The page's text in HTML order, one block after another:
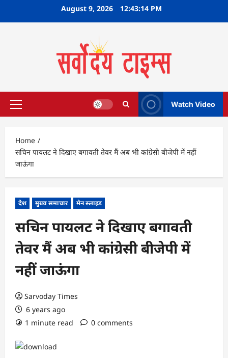
August 9, 2026 12:43:15 PM
Primary
Watch Video
Home
सचिन पायलट ने दिखाए बगावती तेवर मैं अब भी कांग्रेसी बीजेपी में नहीं
जाऊंगा
देश मुख्य समाचार मेन स्लाइड
सचिन पायलट ने दिखाए बगावती
तेवर मैं अब भी कांग्रेसी बीजेपी में
नहीं जाऊंगा
Sarvoday Times
6 years ago
1 minute read
0 comments